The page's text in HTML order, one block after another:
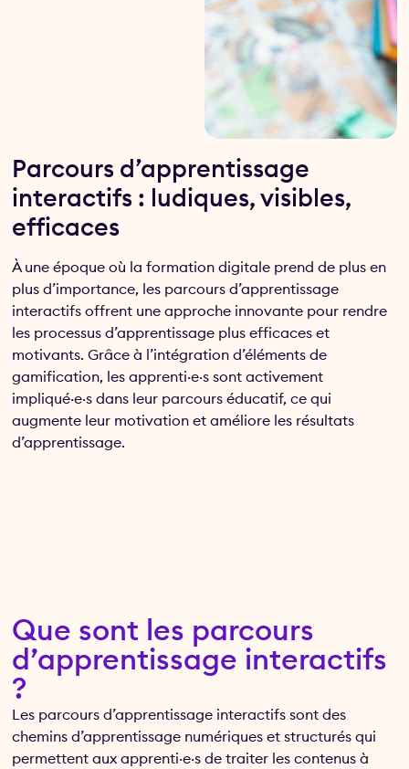
Parcours d’apprentissage
interactifs : ludiques, visibles,
efficaces
À une époque où la formation digitale prend de plus en
plus d’importance, les parcours d’apprentissage
interactifs offrent une approche innovante pour rendre
les processus d’apprentissage plus efficaces et
motivants. Grâce à l’intégration d’éléments de
gamification, les apprenti·e·s sont activement
impliqué·e·s dans leur parcours éducatif, ce qui
augmente leur motivation et améliore les résultats
d’apprentissage.
Que sont les parcours
d’apprentissage interactifs
?
Les parcours d’apprentissage interactifs sont des
chemins d’apprentissage numériques et structurés qui
permettent aux apprenti·e·s de traiter les contenus à